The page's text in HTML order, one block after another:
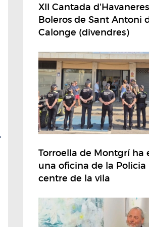
XII Cantada
Boleros de Sant Antoni
Calonge (divendres)
Torroella de Montgrí ha
una oficina de la Policia
centre de la vila